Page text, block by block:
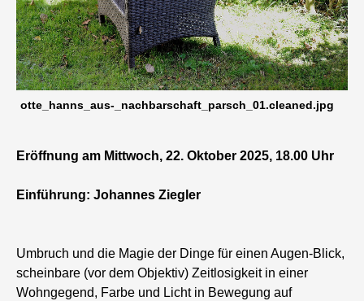
otte_hanns_aus-_nachbarschaft_parsch_01.cleaned.jpg
Eröffnung am Mittwoch, 22. Oktober 2025, 18.00 Uhr
Einführung: Johannes Ziegler
Umbruch und die Magie der Dinge für einen Augen-Blick,
scheinbare (vor dem Objektiv) Zeitlosigkeit in einer
Wohngegend, Farbe und Licht in Bewegung auf